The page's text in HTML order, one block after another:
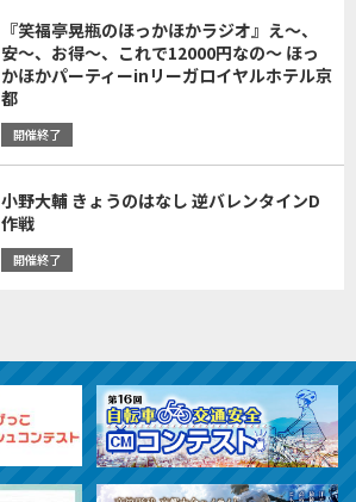
『笑福亭晃瓶のほっかほかラジオ』え～、
安～、お得～、これで12000円なの～ ほっ
かほかパーティーinリーガロイヤルホテル京
都
開催終了
小野大輔 きょうのはなし 逆バレンタインD
作戦
開催終了